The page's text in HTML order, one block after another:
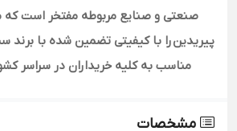
صنعتی و صنایع مربوطه مفتخر است که
پیریدینرا با کیفیتی تضمین شده با برند
مناسب به کلیه خریداران در سراسر
مشخصات